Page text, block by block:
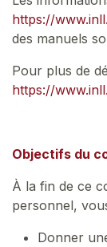
https://
des manuels
Pour plus de
https://
Objectifs du
À la fin de ce
personnel,
Donner